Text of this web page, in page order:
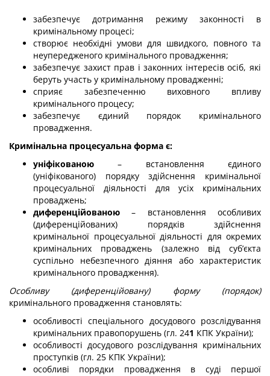
забезпечує дотримання режиму законності в
кримінальному процесі;
створює необхідні умови для швидкого, повного та
неупередженого кримінального провадження;
забезпечує захист прав і законних інтересів осіб, які
беруть участь у кримінальному провадженні;
сприяє забезпеченню виховного впливу
кримінального процесу;
забезпечує єдиний порядок кримінального
провадження.
Кримінальна процесуальна форма є:
уніфікованою – встановлення єдиного
(уніфікованого) порядку здійснення кримінальної
процесуальної діяльності для усіх кримінальних
проваджень;
диференційованою – встановлення особливих
(диференційованих) порядків здійснення
кримінальної процесуальної діяльності для окремих
кримінальних проваджень (залежно від суб’єкта
суспільно небезпечного діяння або характеристик
кримінального провадження).
Особливу (диференційовану) форму (порядок)
кримінального провадження становлять:
особливості спеціального досудового розслідування
кримінальних правопорушень (гл. 241 КПК України);
особливості досудового розслідування кримінальних
проступків (гл. 25 КПК України);
особливі порядки провадження в суді першої